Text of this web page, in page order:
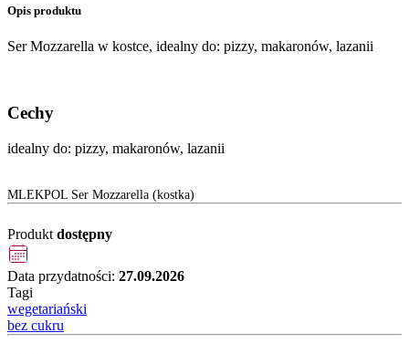
Opis produktu
Ser Mozzarella w kostce, idealny do: pizzy, makaronów, lazanii
Cechy
idealny do: pizzy, makaronów, lazanii
MLEKPOL Ser Mozzarella (kostka)
Produkt dostępny
Data przydatności: 27.09.2026
Tagi
wegetariański
bez cukru